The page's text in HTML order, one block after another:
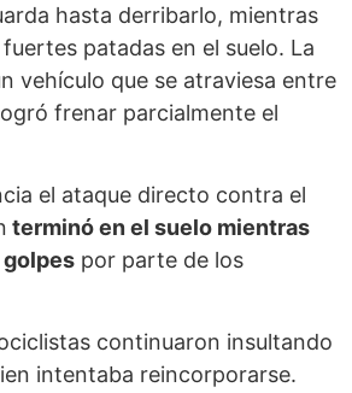
hasta derribarlo, mientras
patadas en el suelo. La
vehículo que se atraviesa entre
frenar parcialmente el
el ataque directo contra el
terminó en el suelo mientras
por parte de los
continuaron insultando
intentaba reincorporarse.